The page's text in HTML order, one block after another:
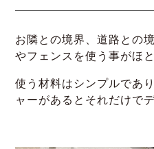
お隣との境界、道路との
やフェンスを使う事がほ
使う材料はシンプルであ
ャーがあるとそれだけで